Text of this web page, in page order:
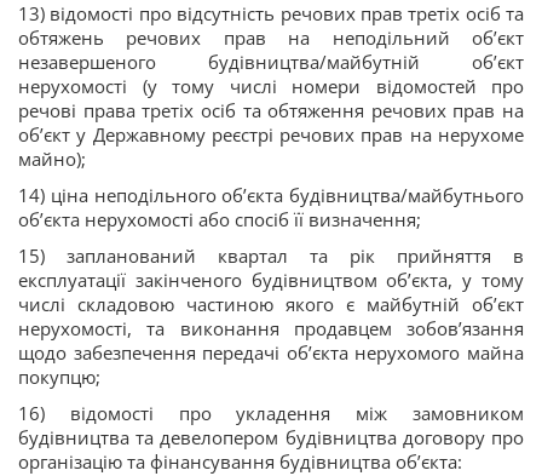
13) відомості про відсутність речових прав третіх осіб та
обтяжень речових прав на неподільний об’єкт
незавершеного будівництва/майбутній об’єкт
нерухомості (у тому числі номери відомостей про
речові права третіх осіб та обтяження речових прав на
об’єкт у Державному реєстрі речових прав на нерухоме
майно);
14) ціна неподільного об’єкта будівництва/майбутнього
об’єкта нерухомості або спосіб її визначення;
15) запланований квартал та рік прийняття в
експлуатації закінченого будівництвом об’єкта, у тому
числі складовою частиною якого є майбутній об’єкт
нерухомості, та виконання продавцем зобов’язання
щодо забезпечення передачі об’єкта нерухомого майна
покупцю;
16) відомості про укладення між замовником
будівництва та девелопером будівництва договору про
організацію та фінансування будівництва об’єкта: